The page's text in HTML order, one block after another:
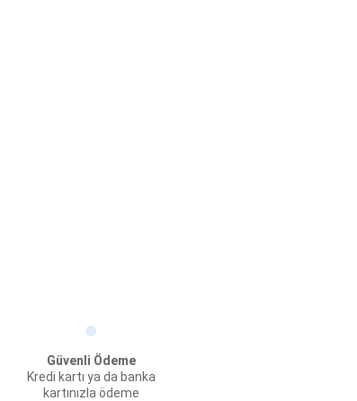
Güvenli Ödeme
Kredi kartı ya da banka
kartınızla ödeme